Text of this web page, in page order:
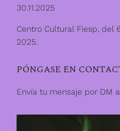
30.11.2025
Centro Cultural Fiesp, del
2025.
PÓNGASE EN
Envía tu mensaje por DM